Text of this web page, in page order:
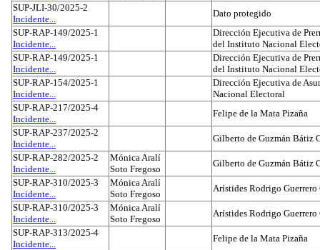
SUP-JLI-30/2025-2
Incidente...
Dato protegido
SUP-RAP-149/2025-1
Incidente...
Dirección Ejecutiva de
del Instituto Nacional
SUP-RAP-149/2025-1
Incidente...
Dirección Ejecutiva de
del Instituto Nacional
SUP-RAP-154/2025-1
Incidente...
Dirección Ejecutiva de
Nacional Electoral
SUP-RAP-217/2025-4
Incidente...
Felipe de la Mata Pizaña
SUP-RAP-237/2025-2
Incidente...
Gilberto de Guzmán Bátiz
SUP-RAP-282/2025-2
Incidente...
Mónica Aralí
Soto Fregoso
Gilberto de Guzmán Bátiz
SUP-RAP-310/2025-3
Incidente...
Mónica Aralí
Soto Fregoso
Arístides Rodrigo Guerrero
SUP-RAP-310/2025-3
Incidente...
Mónica Aralí
Soto Fregoso
Arístides Rodrigo Guerrero
SUP-RAP-313/2025-4
Incidente...
Felipe de la Mata Pizaña